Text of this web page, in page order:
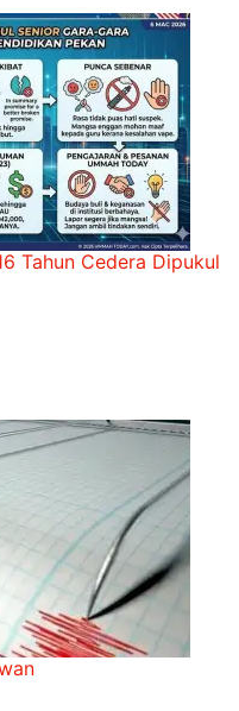
Tahun Cedera Dipukul